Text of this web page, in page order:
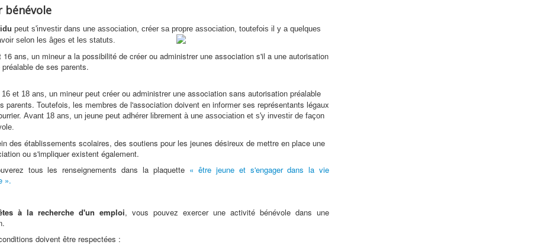
bénévole
peut s'investir dans une association, créer sa propre association, toutefois il y a quelques
selon les âges et les statuts.
16 ans, un mineur a la possibilité de créer ou administrer une association s'il a une autorisation
de ses parents.
16 et 18 ans, un mineur peut créer ou administrer une association sans autorisation préalable
parents. Toutefois, les membres de l'association doivent en informer ses représentants légaux
Avant 18 ans, un jeune peut adhérer librement à une association et s'y investir de façon
des établissements scolaires, des soutiens pour les jeunes désireux de mettre en place une
ou s'impliquer existent également.
tous les renseignements dans la plaquette « être jeune et s'engager dans la vie
».
à la recherche d'un emploi, vous pouvez exercer une activité bénévole dans une
doivent être respectées :